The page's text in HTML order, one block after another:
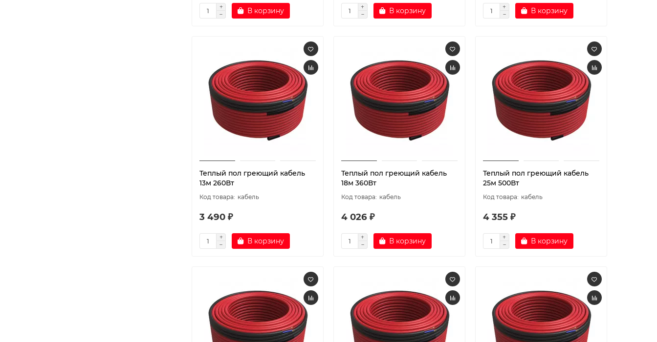
В корзину В корзину В корзину
Теплый пол греющий кабель
13м 260Вт
кабель
3 490 ₽
В корзину
Теплый пол греющий кабель
18м 360Вт
кабель
4 026 ₽
В корзину
Теплый пол греющий кабель
25м 500Вт
кабель
4 355 ₽
В корзину